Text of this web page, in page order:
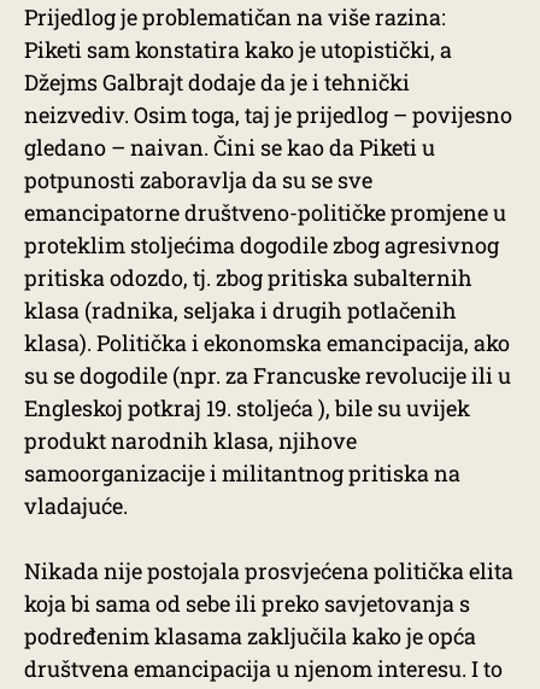
Prijedlog je problematičan na više razina:
Piketi sam konstatira kako je utopistički, a
Džejms Galbrajt dodaje da je i tehnički
neizvediv. Osim toga, taj je prijedlog – povijesno
gledano – naivan. Čini se kao da Piketi u
potpunosti zaboravlja da su se sve
emancipatorne društveno-političke promjene u
proteklim stoljećima dogodile zbog agresivnog
pritiska odozdo, tj. zbog pritiska subalternih
klasa (radnika, seljaka i drugih potlačenih
klasa). Politička i ekonomska emancipacija, ako
su se dogodile (npr. za Francuske revolucije ili u
Engleskoj potkraj 19. stoljeća ), bile su uvijek
produkt narodnih klasa, njihove
samoorganizacije i militantnog pritiska na
vladajuće.
Nikada nije postojala prosvjećena politička elita
koja bi sama od sebe ili preko savjetovanja s
podređenim klasama zaključila kako je opća
društvena emancipacija u njenom interesu. I to